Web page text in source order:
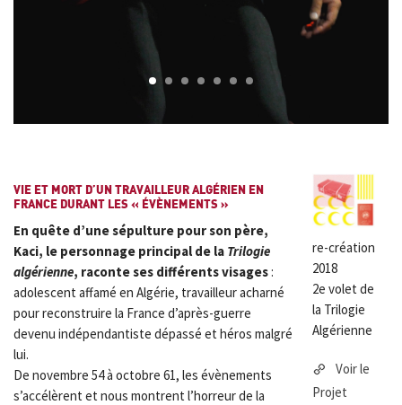
VIE ET MORT D’UN TRAVAILLEUR ALGÉRIEN EN
FRANCE DURANT LES « ÉVÈNEMENTS »
En quête d’une sépulture pour son père,
Kaci, le personnage principal de la Trilogie
algérienne, raconte ses différents visages :
adolescent affamé en Algérie, travailleur acharné
pour reconstruire la France d’après-guerre
devenu indépendantiste dépassé et héros malgré
lui.
De novembre 54 à octobre 61, les évènements
s’accélèrent et nous montrent l’horreur de la
re-création
2018
2e volet de
la Trilogie
Algérienne
Voir le
Projet